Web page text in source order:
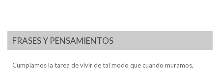
FRASES Y PENSAMIENTOS
Cumplamos la tarea de vivir de tal modo que cuando muramos,